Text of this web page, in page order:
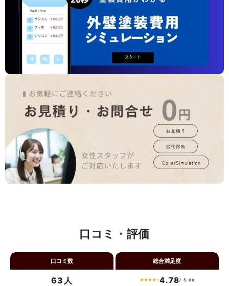
口コミ・評価
口コミ数
63人
総合満足度
★★★★★4.78/ 5.00